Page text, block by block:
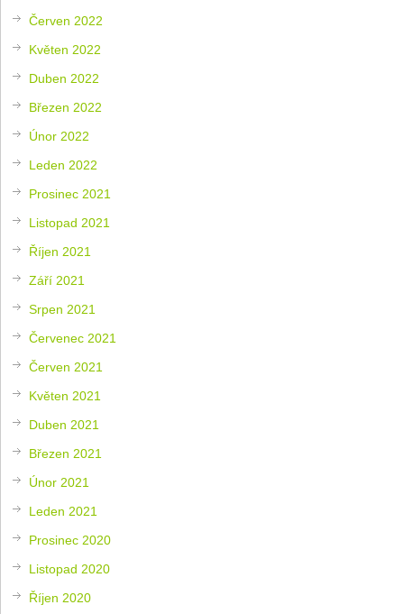
Červen 2022
Květen 2022
Duben 2022
Březen 2022
Únor 2022
Leden 2022
Prosinec 2021
Listopad 2021
Říjen 2021
Září 2021
Srpen 2021
Červenec 2021
Červen 2021
Květen 2021
Duben 2021
Březen 2021
Únor 2021
Leden 2021
Prosinec 2020
Listopad 2020
Říjen 2020